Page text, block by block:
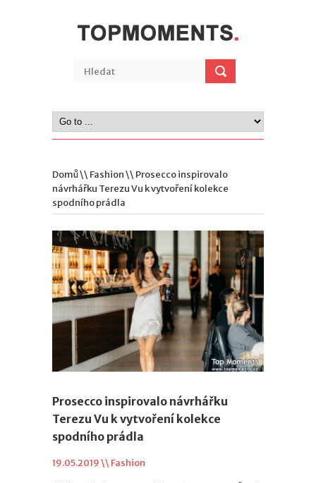
Domů\\ Fashion\\ Prosecco inspirovalo
návrhářku Terezu Vu k vytvoření kolekce
spodního prádla
Prosecco inspirovalo návrhářku
Terezu Vu k vytvoření kolekce
spodního prádla
19.05.2019 \\ Fashion